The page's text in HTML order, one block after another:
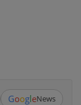
GoogleNews